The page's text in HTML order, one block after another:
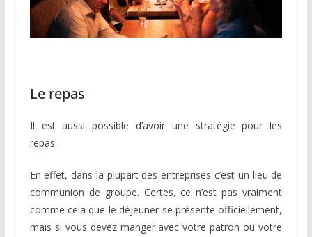
Le repas
Il est aussi possible d’avoir une stratégie pour les
repas.
En effet, dans la plupart des entreprises c’est un lieu de
communion de groupe. Certes, ce n’est pas vraiment
comme cela que le déjeuner se présente officiellement,
mais si vous devez manger avec votre patron ou votre